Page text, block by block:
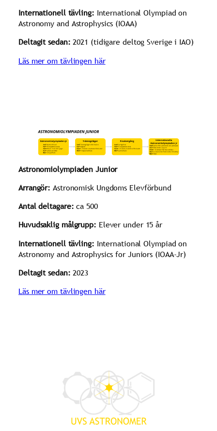
Internationell tävling: International Olympiad on
Astronomy and Astrophysics (IOAA)
Deltagit sedan: 2021 (tidigare deltog Sverige i IAO)
Läs mer om tävlingen här
Astronomiolympiaden Junior
Arrangör: Astronomisk Ungdoms Elevförbund
Antal deltagare: ca 500
Huvudsaklig målgrupp: Elever under 15 år
Internationell tävling: International Olympiad on
Astronomy and Astrophysics for Juniors (IOAA-Jr)
Deltagit sedan: 2023
Läs mer om tävlingen här